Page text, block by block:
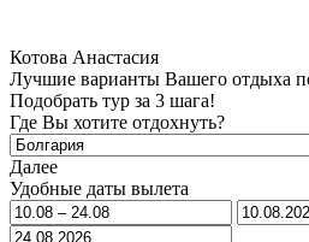
Котова Анастасия
Лучшие варианты Вашего отдыха
Подобрать тур за 3 шага!
Где Вы хотите отдохнуть?
Далее
Удобные даты вылета